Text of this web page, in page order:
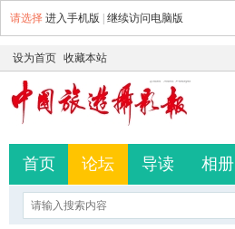
请选择 进入手机版 继续访问电脑版
设为首页 收藏本站
首页 论坛 导读 相册